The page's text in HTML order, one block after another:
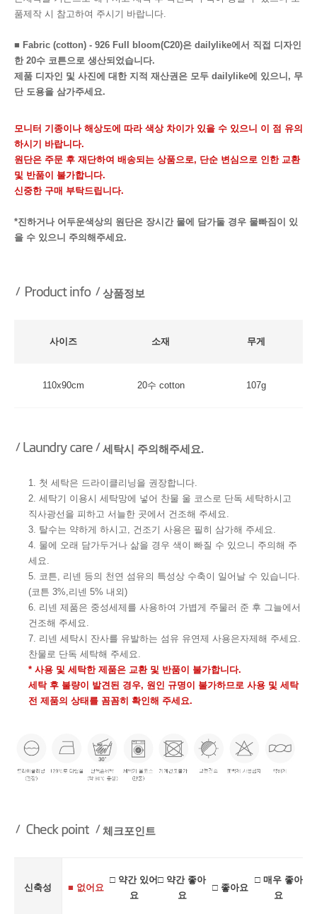
품제작 시 참고하여 주시기 바랍니다.
■ Fabric (cotton) - 926 Full bloom(C20)은 dailylike에서 직접 디자인
한 20수 코튼으로 생산되었습니다.
제품 디자인 및 사진에 대한 지적 재산권은 모두 dailylike에 있으니, 무
단 도용을 삼가주세요.
모니터 기종이나 해상도에 따라 색상 차이가 있을 수 있으니 이 점 유의
하시기 바랍니다.
원단은 주문 후 재단하여 배송되는 상품으로, 단순 변심으로 인한 교환
및 반품이 불가합니다.
신중한 구매 부탁드립니다.
*진하거나 어두운색상의 원단은 장시간 물에 담가둘 경우 물빠짐이 있
을 수 있으니 주의해주세요.
상품정보
사이즈 소재 무게
110x90cm 20수 cotton 107g
세탁시 주의해주세요.
1. 첫 세탁은 드라이클리닝을 권장합니다.
2. 세탁기 이용시 세탁망에 넣어 찬물 울 코스로 단독 세탁하시고
직사광선을 피하고 서늘한 곳에서 건조해 주세요.
3. 탈수는 약하게 하시고, 건조기 사용은 필히 삼가해 주세요.
4. 물에 오래 담가두거나 삶을 경우 색이 빠질 수 있으니 주의해 주
세요.
5. 코튼, 리넨 등의 천연 섬유의 특성상 수축이 일어날 수 있습니다.
(코튼 3%,리넨 5% 내외)
6. 리넨 제품은 중성세제를 사용하여 가볍게 주물러 준 후 그늘에서
건조해 주세요.
7. 리넨 세탁시 잔사를 유발하는 섬유 유연제 사용은자제해 주세요.
찬물로 단독 세탁해 주세요.
* 사용 및 세탁한 제품은 교환 및 반품이 불가합니다.
세탁 후 불량이 발견된 경우, 원인 규명이 불가하므로 사용 및 세탁
전 제품의 상태를 꼼꼼히 확인해 주세요.
체크포인트
신축성 ■ 없어요
□ 약간 있어
요
□ 약간 좋아
요
□ 좋아요
□ 매우 좋아
요